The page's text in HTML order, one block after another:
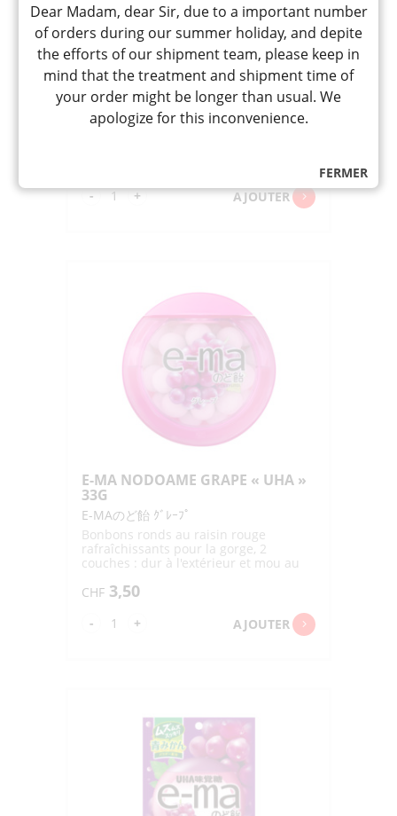
E-MA NODOAME COLORFUL
FRUITS CHANGE BAG « UHA »
50G
E-MAのど飴 袋 ｶﾗﾌﾙﾌﾙｰﾂﾁｪﾝｼﾞ
Bonbons ronds multicolores aux fruits
rafraîchissants pour la gorge, 2
- quantité
COLORFUL
FRUITS
CHANGE
BAG
"UHA"
+ AJOUTER
E-MA NODOAME GRAPE « UHA »
33G
E-MAのど飴 ｸﾞﾚｰﾌﾟ
Bonbons ronds au raisin rouge
rafraîchissants pour la gorge, 2
couches : dur à l'extérieur et mou au
CHF 3,50
-
quantité
+ AJOUTER
FERMER
Dear Madam, dear Sir, due to a important number
of orders during our summer holiday, and depite
the efforts of our shipment team, please keep in
mind that the treatment and shipment time of
your order might be longer than usual. We
apologize for this inconvenience.